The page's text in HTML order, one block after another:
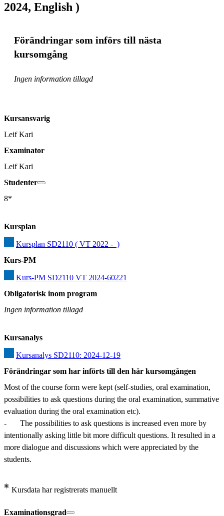
2024, English )
Förändringar som införs till nästa
kursomgång
Ingen information tillagd
Kursansvarig
Leif Kari
Examinator
Leif Kari
Studenter
8*
Kursplan
Kursplan SD2110 ( VT 2022 -  )
Kurs-PM
Kurs-PM SD2110 VT 2024-60221
Obligatorisk inom program
Ingen information tillagd
Kursanalys
Kursanalys SD2110: 2024-12-19
Förändringar som har införts till den här kursomgången
Most of the course form were kept (self-studies, oral examination,
possibilities to ask questions during the oral examination, summative
evaluation during the oral examination etc).
-	The possibilities to ask questions is increased even more by
intentionally asking little bit more difficult questions. It resulted in a
more dialogue and discussions which were appreciated by the
students.
Kursdata har registrerats manuellt
Examinationsgrad